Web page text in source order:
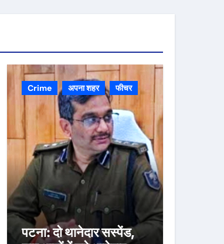
Crime अपना शहर फीचर
पटना: दो थानेदार सस्पेंड,